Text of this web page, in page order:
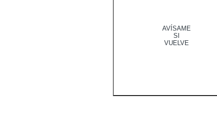
AVÍSAME
SI
VUELVE